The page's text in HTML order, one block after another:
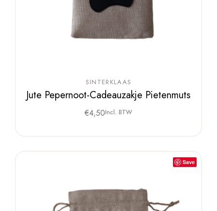
SINTERKLAAS
Jute Pepernoot-Cadeauzakje Pietenmuts
€4,50Incl. BTW
Save